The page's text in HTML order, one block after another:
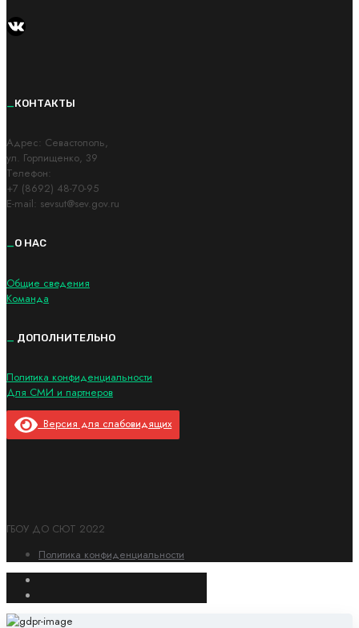
https://vk.com/kvantorium92
КОНТАКТЫ
Адрес: Cевастополь,
ул. Горпищенко, 39
Телефон:
+7 (8692) 48-70-95
E-mail: sevsut@sev.gov.ru
_О НАС
Общие сведения
Команда
ДОПОЛНИТЕЛЬНО
Политика конфиденциальности
Для СМИ и партнеров
Версия для слабовидящих
ГБОУ ДО СЮТ 2022
Политика конфиденциальности